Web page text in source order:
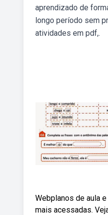
aprendizado de
longo período sem
atividades em pdf,.
Webplanos de aula
mais acessadas.